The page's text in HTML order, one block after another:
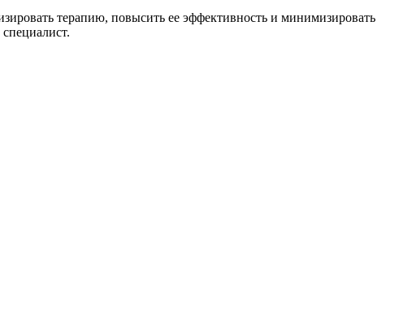
терапию, повысить ее эффективность и минимизировать